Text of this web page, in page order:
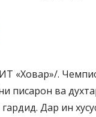
«Ховар»/.
писарон ва
Дар ин